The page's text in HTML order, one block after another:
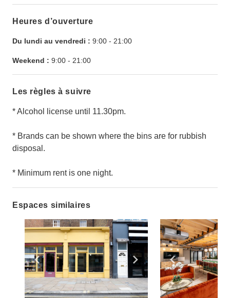
Heures d’ouverture
Du lundi au vendredi : 9:00 - 21:00
Weekend : 9:00 - 21:00
Les règles à suivre
* Alcohol license until 11.30pm.
* Brands can be shown where the bins are for rubbish
disposal.
* Minimum rent is one night.
Espaces similaires
Show previous slide Show next slide
Show